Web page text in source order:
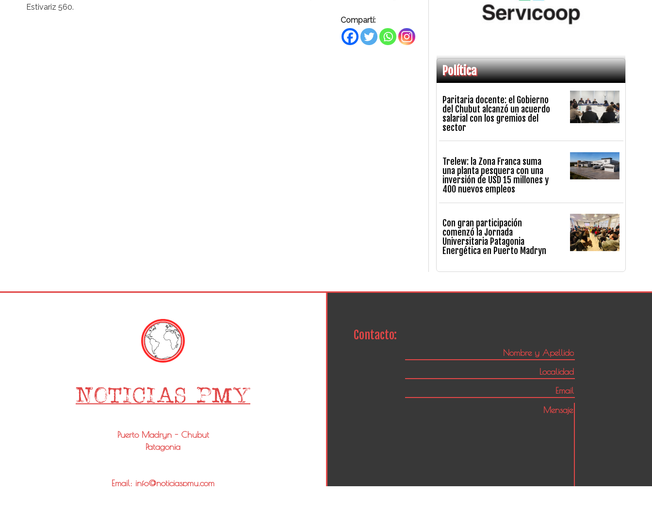
Estivariz 560.
Compartí:
Política
Paritaria docente: el Gobierno
del Chubut alcanzó un acuerdo
salarial con los gremios del
sector
Trelew: la Zona Franca suma
una planta pesquera con una
inversión de USD 15 millones y
400 nuevos empleos
Con gran participación
comenzó la Jornada
Universitaria Patagonia
Energética en Puerto Madryn
Puerto Madryn - Chubut
Patagonia
Email: info@noticiaspmy.com
Contacto: